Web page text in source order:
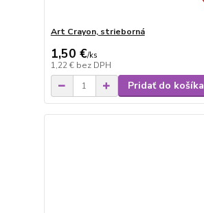
Art Crayon, strieborná
1,50 €/ks
1,22 € bez DPH
Pridať do košíka